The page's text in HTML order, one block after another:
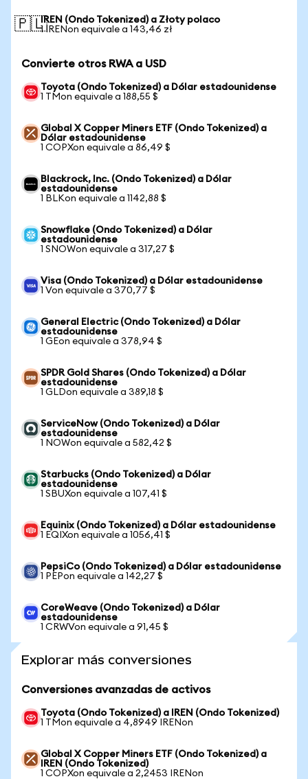
🇵🇱IREN (Ondo Tokenized) a Złoty polaco
1 IRENon equivale a 143,46 zł
Convierte otros RWA a USD
Toyota (Ondo Tokenized) a Dólar estadounidense
1 TMon equivale a 188,55 $
Global X Copper Miners ETF (Ondo Tokenized) a
Dólar estadounidense
1 COPXon equivale a 86,49 $
Blackrock, Inc. (Ondo Tokenized) a Dólar
estadounidense
1 BLKon equivale a 1142,88 $
Snowflake (Ondo Tokenized) a Dólar
estadounidense
1 SNOWon equivale a 317,27 $
Visa (Ondo Tokenized) a Dólar estadounidense
1 Von equivale a 370,77 $
General Electric (Ondo Tokenized) a Dólar
estadounidense
1 GEon equivale a 378,94 $
SPDR Gold Shares (Ondo Tokenized) a Dólar
estadounidense
1 GLDon equivale a 389,18 $
ServiceNow (Ondo Tokenized) a Dólar
estadounidense
1 NOWon equivale a 582,42 $
Starbucks (Ondo Tokenized) a Dólar
estadounidense
1 SBUXon equivale a 107,41 $
Equinix (Ondo Tokenized) a Dólar estadounidense
1 EQIXon equivale a 1056,41 $
PepsiCo (Ondo Tokenized) a Dólar estadounidense
1 PEPon equivale a 142,27 $
CoreWeave (Ondo Tokenized) a Dólar
estadounidense
1 CRWVon equivale a 91,45 $
Explorar más conversiones
Conversiones avanzadas de activos
Toyota (Ondo Tokenized) a IREN (Ondo Tokenized)
1 TMon equivale a 4,8949 IRENon
Global X Copper Miners ETF (Ondo Tokenized) a
IREN (Ondo Tokenized)
1 COPXon equivale a 2,2453 IRENon